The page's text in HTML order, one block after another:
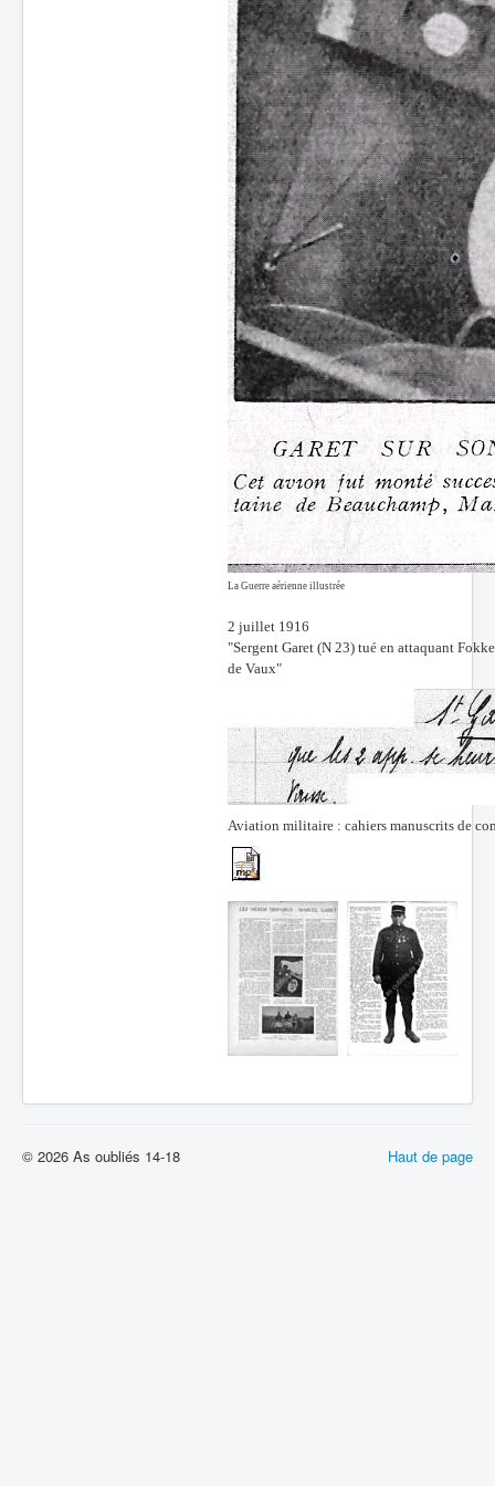
La Guerre aérienne illustrée
2 juillet 1916
"Sergent Garet (N 23) tué en attaquant
de Vaux"
Aviation militaire : cahiers manuscrits de
Haut de page
© 2026 As oubliés 14-18